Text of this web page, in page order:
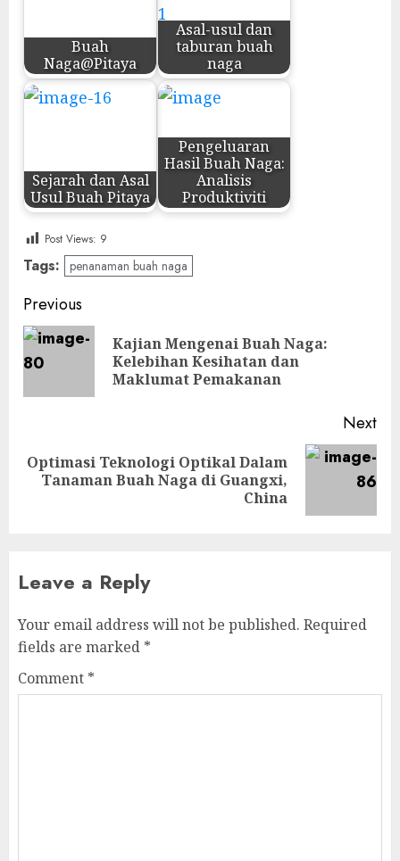
Buah
Naga@Pitaya
Asal-usul dan
taburan buah
naga
Sejarah dan Asal
Usul Buah Pitaya
Pengeluaran
Hasil Buah Naga:
Analisis
Produktiviti
Post Views: 9
Tags: penanaman buah naga
Post
navigation
Previous
Kajian Mengenai Buah Naga:
Kelebihan Kesihatan dan
Maklumat Pemakanan
Next
Next
Optimasi Teknologi Optikal Dalam
Tanaman Buah Naga di Guangxi,
China
Leave a Reply
Your email address will not be published. Required
fields are marked *
Comment *